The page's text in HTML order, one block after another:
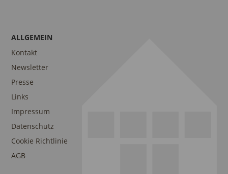
ALLGEMEIN
Kontakt
Newsletter
Presse
Links
Impressum
Datenschutz
Cookie Richtlinie
AGB